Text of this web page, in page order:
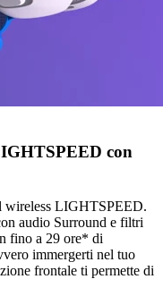
con
wireless LIGHTSPEED.
audio Surround e filtri
fino a 29 ore* di
immergerti nel tuo
frontale ti permette di